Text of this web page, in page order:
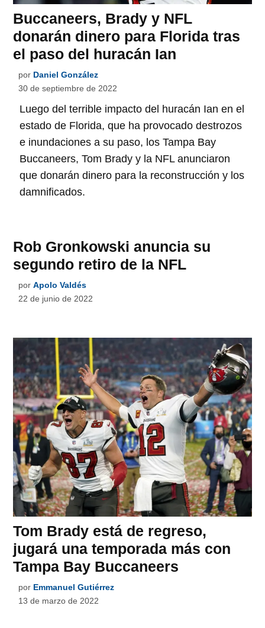
Buccaneers, Brady y NFL
donarán dinero para Florida tras
el paso del huracán Ian
por Daniel González
30 de septiembre de 2022
Luego del terrible impacto del huracán Ian en el
estado de Florida, que ha provocado destrozos
e inundaciones a su paso, los Tampa Bay
Buccaneers, Tom Brady y la NFL anunciaron
que donarán dinero para la reconstrucción y los
damnificados.
Rob Gronkowski anuncia su
segundo retiro de la NFL
por Apolo Valdés
22 de junio de 2022
Tom Brady está de regreso,
jugará una temporada más con
Tampa Bay Buccaneers
por Emmanuel Gutiérrez
13 de marzo de 2022